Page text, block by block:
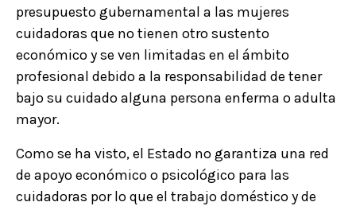
presupuesto gubernamental a las mujeres
cuidadoras que no tienen otro sustento
económico y se ven limitadas en el ámbito
profesional debido a la responsabilidad de tener
bajo su cuidado alguna persona enferma o adulta
mayor.
Como se ha visto, el Estado no garantiza una red
de apoyo económico o psicológico para las
cuidadoras por lo que el trabajo doméstico y de